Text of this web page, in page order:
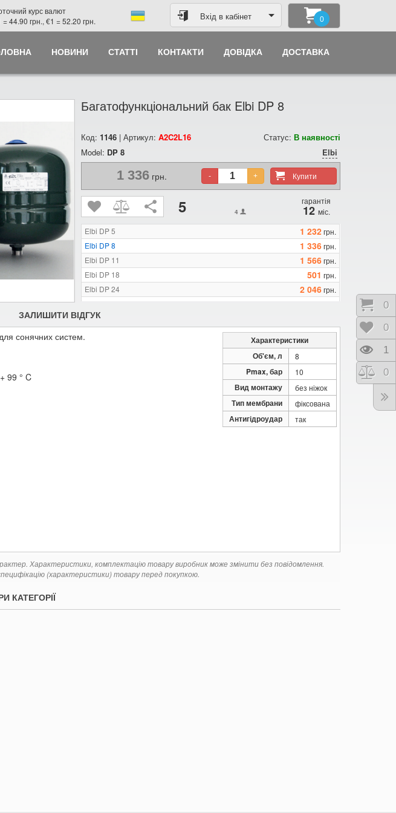
курс валют
= 44.90 грн., €1 = 52.20 грн.
Вхід в кабінет 0
НОВИНИ СТАТТІ КОНТАКТИ ДОВІДКА ДОСТАВКА
Багатофункціональний бак Elbi DP 8
Код: 1146 | Артикул:A2C2L16 Статус: В наявності
Model: DP 8 Elbi
1 336грн. Купити
- +
5 4
гарантія
12 міс.
Elbi DP 5
1 232грн.
Elbi DP 8
1 336грн.
Elbi DP 11
1 566грн.
Elbi DP 18
501 грн.
Elbi DP 24
2 046грн.
ЗАЛИШИТИ ВІДГУК
Характеристики
Об'єм, л
8
Pmax, бар 10
Вид монтажу без ніжок
Тип мембрани фіксована
Антигідроудар так
сонячних систем.
99 ° C
Характеристики, комплектацію товару виробник може змінити без повідомлення.
(характеристики) товару перед покупкою.
КАТЕГОРІЇ
0
0
1
0